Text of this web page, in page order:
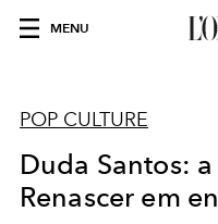
MENU
POP CULTURE
Duda Santos: a
Renascer em